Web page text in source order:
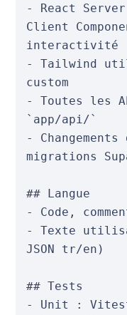
- React
Client
interactivité
- Tailwind
custom
- Toutes les
`app/api/`
- Changements
migrations
## Langue
- Code,
- Texte
JSON tr/en)
## Tests
- Unit :